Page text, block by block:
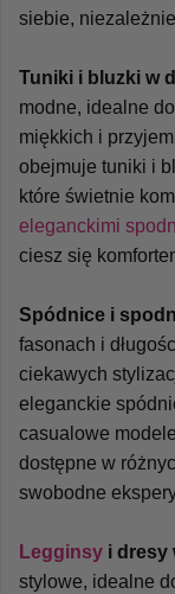
siebie,
Tuniki i bluzki w
modne, idealne
miękkich i
obejmuje tuniki i
eleganckimi
ciesz się
Spódnice i
fasonach i
ciekawych
eleganckie
casualowe
dostępne w
swobodne
Legginsy i dresy
stylowe, idealne